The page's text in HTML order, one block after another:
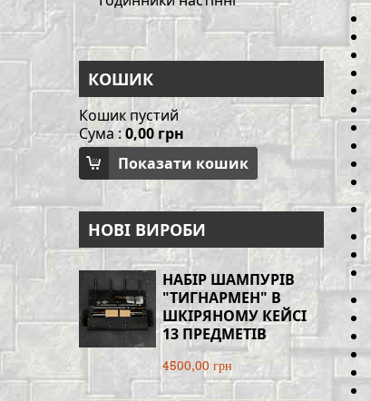
КОШИК
Кошик пустий
Сума :0,00 грн
Показати кошик
НОВІ ВИРОБИ
НАБІР ШАМПУРІВ
"ТИГНАРМЕН" В
ШКІРЯНОМУ КЕЙСІ
13 ПРЕДМЕТІВ
4500,00 грн